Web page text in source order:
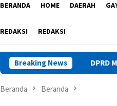
BERANDA HOME DAERAH
REDAKSI REDAKSI
Breaking News
DPRD Maluku Sebut
Beranda Beranda